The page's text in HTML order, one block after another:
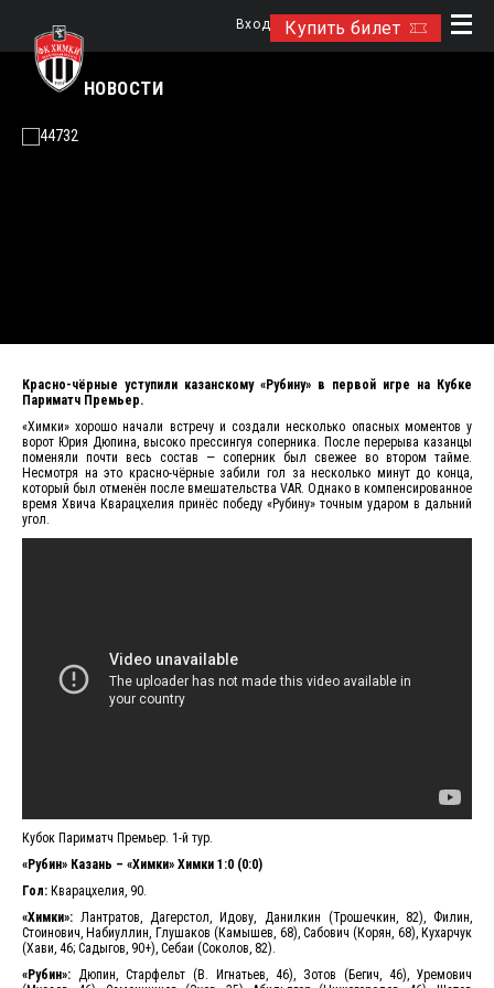
Купить билет
Вход
НОВОСТИ
Красно-чёрные уступили казанскому «Рубину» в первой игре на Кубке
Париматч Премьер.
«Химки» хорошо начали встречу и создали несколько опасных моментов у
ворот Юрия Дюпина, высоко прессингуя соперника. После перерыва казанцы
поменяли почти весь состав — соперник был свежее во втором тайме.
Несмотря на это красно-чёрные забили гол за несколько минут до конца,
который был отменён после вмешательства VAR. Однако в компенсированное
время Хвича Кварацхелия принёс победу «Рубину» точным ударом в дальний
угол.
Кубок Париматч Премьер. 1-й тур.
«Рубин» Казань – «Химки» Химки 1:0 (0:0)
Гол: Кварацхелия, 90.
«Химки»: Лантратов, Дагерстол, Идову, Данилкин (Трошечкин, 82), Филин,
Стоинович, Набиуллин, Глушаков (Камышев, 68), Сабович (Корян, 68), Кухарчук
(Хави, 46; Садыгов, 90+), Себаи (Соколов, 82).
«Рубин»: Дюпин, Старфельт (В. Игнатьев, 46), Зотов (Бегич, 46), Уремович